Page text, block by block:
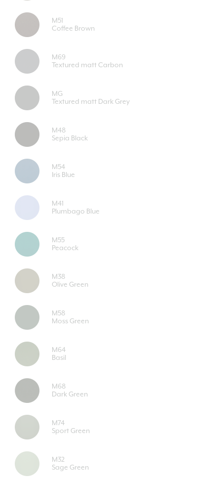
M51
Coffee Brown
M69
Textured matt Carbon
MG
Textured matt Dark Grey
M48
Sepia Black
M54
Iris Blue
M41
Plumbago Blue
M55
Peacock
M38
Olive Green
M58
Moss Green
M64
Basil
M68
Dark Green
M74
Sport Green
M32
Sage Green